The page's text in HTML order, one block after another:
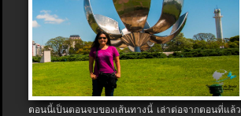
ตอนนี้เป็นตอนจบของเส้นทางนี้ เล่าต่อจากตอนที่แล้ว